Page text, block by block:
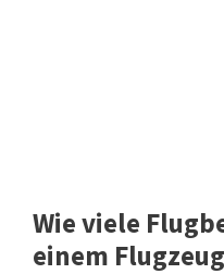
Wie viele
einem